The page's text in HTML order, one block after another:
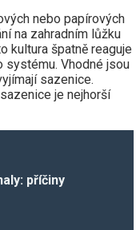
nebo papírových
na zahradním lůžku
kultura špatně reaguje
systému. Vhodné jsou
sazenice.
je nejhorší
příčiny